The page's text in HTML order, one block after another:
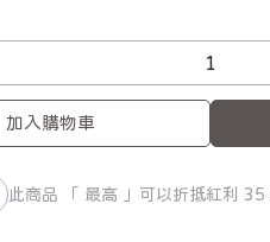
加入購物車
此商品 「 最高 」可以折抵紅利 35